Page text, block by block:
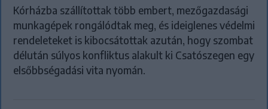
Kórházba szállítottak több embert, mezőgazdasági
munkagépek rongálódtak meg, és ideiglenes védelmi
rendeleteket is kibocsátottak azután, hogy szombat
délután súlyos konfliktus alakult ki Csatószegen egy
elsőbbségadási vita nyomán.